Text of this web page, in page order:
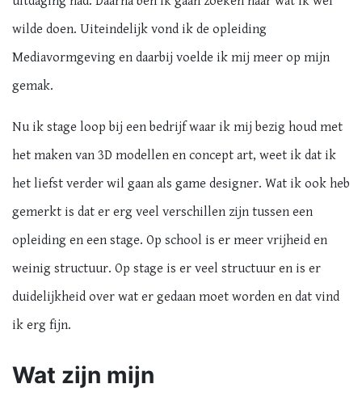
wilde doen. Uiteindelijk vond ik de opleiding
Mediavormgeving en daarbij voelde ik mij meer op mijn
gemak.
Nu ik stage loop bij een bedrijf waar ik mij bezig houd met
het maken van 3D modellen en concept art, weet ik dat ik
het liefst verder wil gaan als game designer. Wat ik ook heb
gemerkt is dat er erg veel verschillen zijn tussen een
opleiding en een stage. Op school is er meer vrijheid en
weinig structuur. Op stage is er veel structuur en is er
duidelijkheid over wat er gedaan moet worden en dat vind
ik erg fijn.
Wat zijn mijn